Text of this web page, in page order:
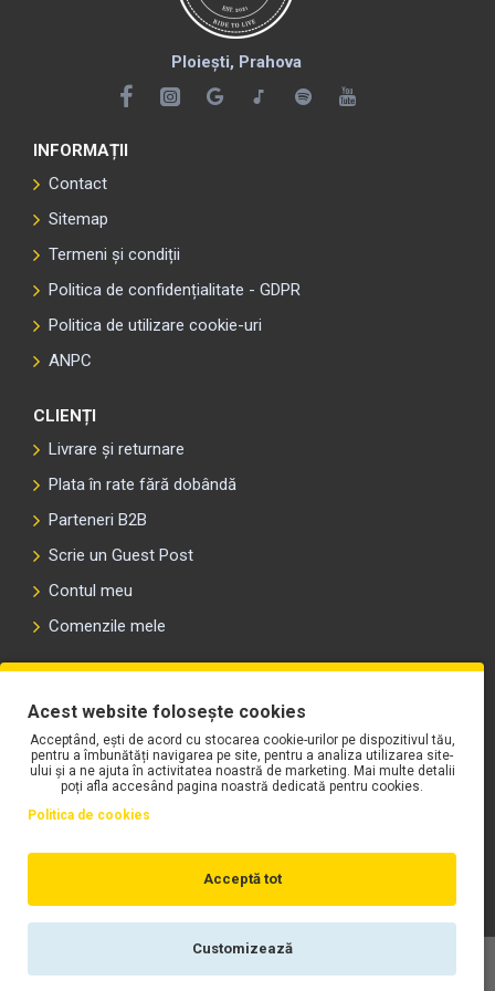
Ploiești, Prahova
INFORMAȚII
Contact
Sitemap
Termeni și condiții
Politica de confidențialitate - GDPR
Politica de utilizare cookie-uri
ANPC
CLIENȚI
Livrare și returnare
Plata în rate fără dobândă
Parteneri B2B
Scrie un Guest Post
Contul meu
Comenzile mele
Copyright © WORK Motors
Acest website folosește cookies
Acceptând, ești de acord cu stocarea cookie-urilor pe dispozitivul tău,
pentru a îmbunătăți navigarea pe site, pentru a analiza utilizarea site-
ului și a ne ajuta în activitatea noastră de marketing. Mai multe detalii
poți afla accesând pagina noastră dedicată pentru cookies.
Politica de cookies
Acceptă tot
Customizează